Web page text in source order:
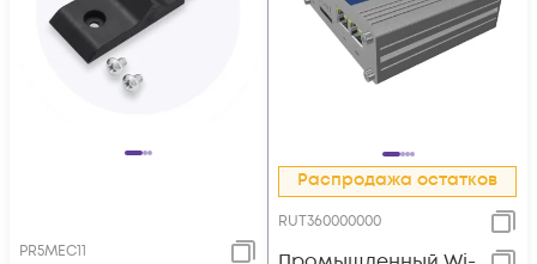
PR5MEC11
Распродажа остатков
RUT360000000